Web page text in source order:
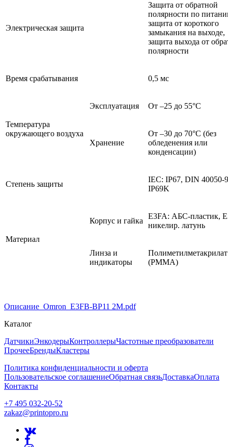
Электрическая защита
Защита от обратной
полярности по
защита от короткого
замыкания на выходе,
защита выхода от
полярности
Время срабатывания 0,5 мс
Температура
окружающего воздуха
Эксплуатация От –25 до 55°C
Хранение
От –30 до 70°C (без
обледенения или
конденсации)
Степень защиты
IEC: IP67, DIN 40050-
IP69K
Материал
Корпус и гайка
E3FA: АБС-пластик,
никелир. латунь
Линза и
индикаторы
Полиметилметакрилат
(PMMA)
Описание_Omron_E3FB-BP11 2M.pdf
Каталог
ДатчикиЭнкодерыКонтроллерыЧастотные преобразователи
ПрочееБрендыКластеры
Политика конфиденциальности и оферта
Пользовательское соглашениеОбратная связьДоставкаОплата
Контакты
+7 495 032-20-52
zakaz@printopro.ru